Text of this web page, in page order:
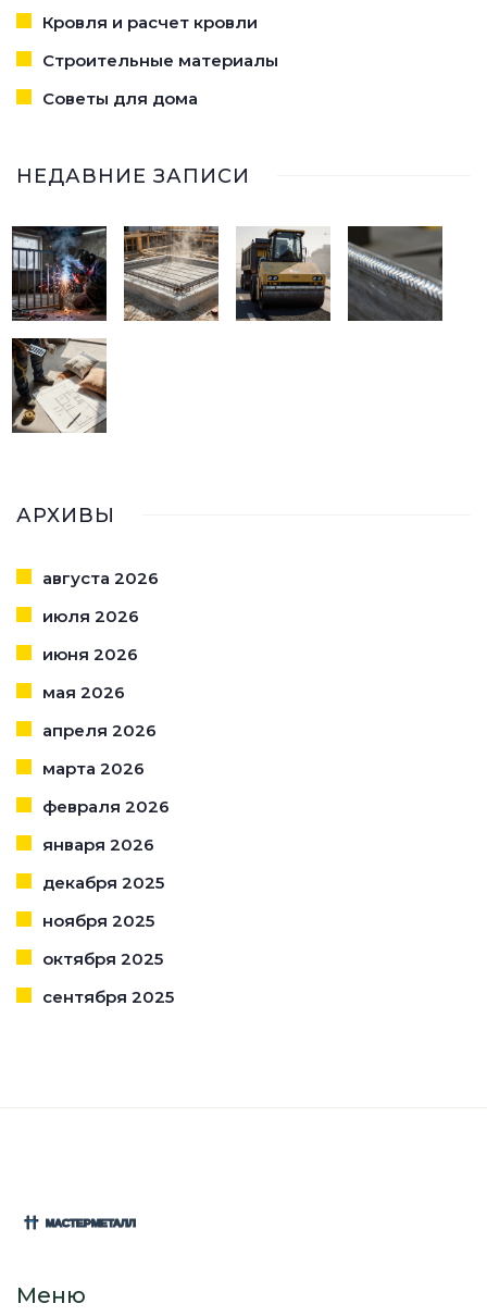
Кровля и расчет кровли
Строительные материалы
Советы для дома
НЕДАВНИЕ ЗАПИСИ
АРХИВЫ
августа 2026
июля 2026
июня 2026
мая 2026
апреля 2026
марта 2026
февраля 2026
января 2026
декабря 2025
ноября 2025
октября 2025
сентября 2025
Меню